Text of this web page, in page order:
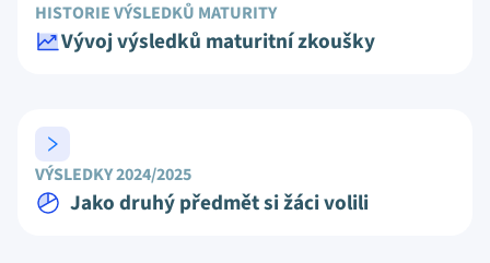
HISTORIE VÝSLEDKŮ MATURITY
Vývoj výsledků maturitní zkoušky
VÝSLEDKY 2024/2025
Jako druhý předmět si žáci volili